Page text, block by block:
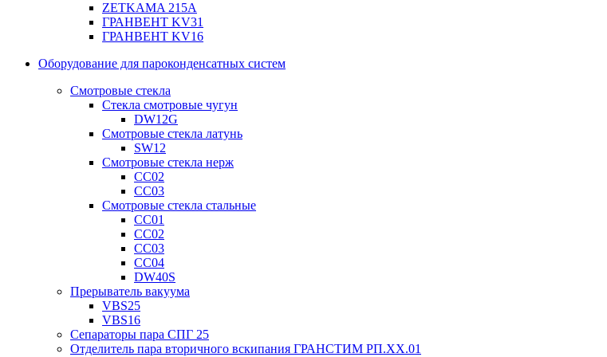
ZETKAMA 215A
ГРАНВЕНТ KV31
ГРАНВЕНТ KV16
Оборудование для пароконденсатных систем
Смотровые стекла
Стекла смотровые чугун
DW12G
Смотровые стекла латунь
SW12
Смотровые стекла нерж
СС02
СС03
Смотровые стекла стальные
СС01
СС02
СС03
СС04
DW40S
Прерыватель вакуума
VBS25
VBS16
Сепараторы пара СПГ 25
Отделитель пара вторичного вскипания ГРАНСТИМ РП.XX.01